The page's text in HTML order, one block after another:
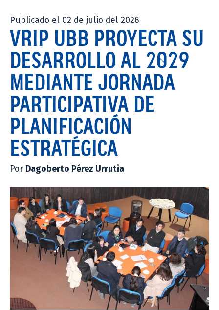
Publicado el 02 de julio del 2026
VRIP UBB PROYECTA SU
DESARROLLO AL 2029
MEDIANTE JORNADA
PARTICIPATIVA DE
PLANIFICACIÓN
ESTRATÉGICA
Por Dagoberto Pérez Urrutia